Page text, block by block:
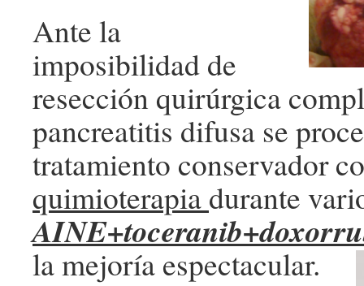
Ante la
imposibilidad de
resección quirúrgica
pancreatitis difusa se
tratamiento conservador
quimioterapiadurante
la mejoría espectacular.